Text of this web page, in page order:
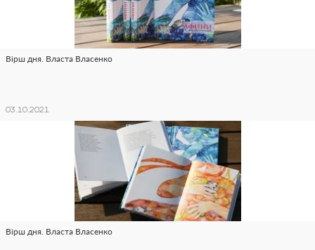
Вірш дня. Власта Власенко
03.10.2021
Вірш дня. Власта Власенко